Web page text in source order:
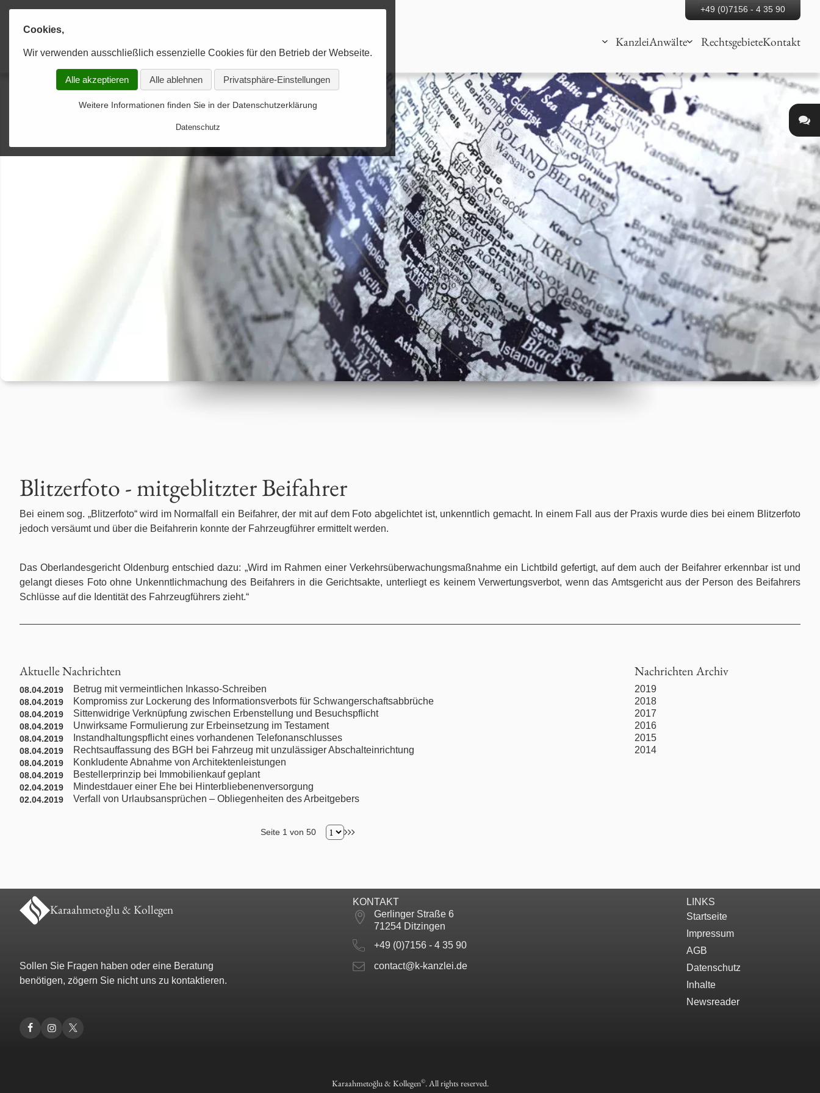
Cookies,
Wir verwenden ausschließlich essenzielle Cookies für den Betrieb der Webseite.
Alle akzeptieren Alle ablehnen Privatsphäre-Einstellungen
Weitere Informationen finden Sie in der Datenschutzerklärung
Datenschutz
Familienrecht
Handels- und Vertragsrecht
Immobilienrecht
Internationales Privatrecht
Kaufrecht
Kündigungsschutzrecht
Maklerrecht
Medienrecht
Ordnungswidrigkeiten / Bußgeldrecht
Schadensersatzrecht
Türkisches Handelsrecht
+49 (0)7156 - 4 35 90
Karaahmetoğlu & Kollegen
Anwaltskanzlei
KanzleiAnwälte RechtsgebieteKontakt
Blitzerfoto - mitgeblitzter Beifahrer
Bei einem sog. „Blitzerfoto“ wird im Normalfall ein Beifahrer, der mit auf dem Foto abgelichtet ist, unkenntlich gemacht. In einem Fall aus der Praxis wurde dies bei einem Blitzerfoto
jedoch versäumt und über die Beifahrerin konnte der Fahrzeugführer ermittelt werden.
Das Oberlandesgericht Oldenburg entschied dazu: „Wird im Rahmen einer Verkehrsüberwachungsmaßnahme ein Lichtbild gefertigt, auf dem auch der Beifahrer erkennbar ist und
gelangt dieses Foto ohne Unkenntlichmachung des Beifahrers in die Gerichtsakte, unterliegt es keinem Verwertungsverbot, wenn das Amtsgericht aus der Person des Beifahrers
Schlüsse auf die Identität des Fahrzeugführers zieht.“
Aktuelle Nachrichten
08.04.2019 Betrug mit vermeintlichen Inkasso-Schreiben
08.04.2019 Kompromiss zur Lockerung des Informationsverbots für Schwangerschaftsabbrüche
08.04.2019 Sittenwidrige Verknüpfung zwischen Erbenstellung und Besuchspflicht
08.04.2019 Unwirksame Formulierung zur Erbeinsetzung im Testament
08.04.2019 Instandhaltungspflicht eines vorhandenen Telefonanschlusses
08.04.2019 Rechtsauffassung des BGH bei Fahrzeug mit unzulässiger Abschalteinrichtung
08.04.2019 Konkludente Abnahme von Architektenleistungen
08.04.2019 Bestellerprinzip bei Immobilienkauf geplant
02.04.2019 Mindestdauer einer Ehe bei Hinterbliebenenversorgung
02.04.2019 Verfall von Urlaubsansprüchen – Obliegenheiten des Arbeitgebers
Seite 1 von 50
Nachrichten Archiv
2019
2018
2017
2016
2015
2014
Karaahmetoğlu & Kollegen
Sollen Sie Fragen haben oder eine Beratung
benötigen, zögern Sie nicht uns zu kontaktieren.
KONTAKT
Gerlinger Straße 6
71254 Ditzingen
+49 (0)7156 - 4 35 90
contact@k-kanzlei.de
LINKS
Startseite
Impressum
AGB
Datenschutz
Inhalte
Newsreader
Karaahmetoğlu & Kollegen©. All rights reserved.